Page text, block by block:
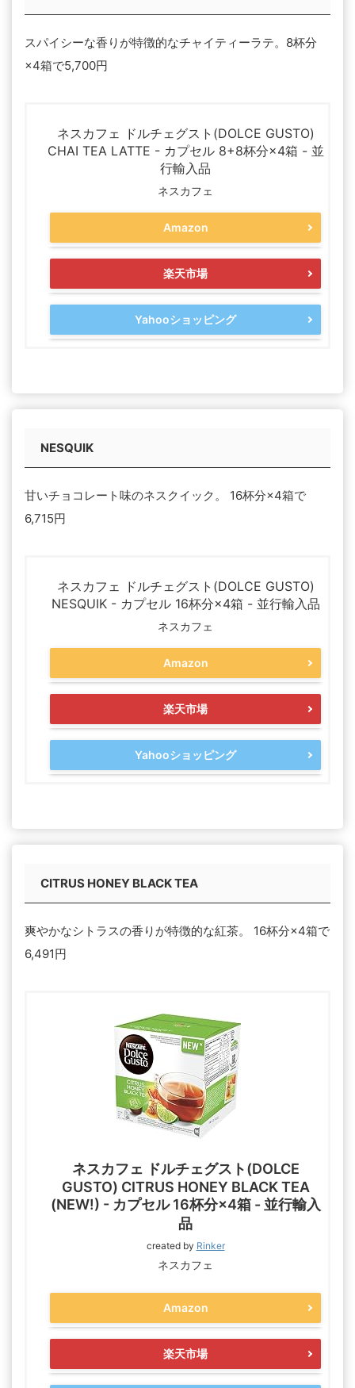
スパイシーな香りが特徴的なチャイティーラテ。8杯分
×4箱で5,700円
ネスカフェ ドルチェグスト(DOLCE GUSTO)
CHAI TEA LATTE - カプセル 8+8杯分×4箱 - 並
行輸入品
ネスカフェ
Amazon
楽天市場
Yahooショッピング
NESQUIK
甘いチョコレート味のネスクイック。 16杯分×4箱で
6,715円
ネスカフェ ドルチェグスト(DOLCE GUSTO)
NESQUIK - カプセル 16杯分×4箱 - 並行輸入品
ネスカフェ
Amazon
楽天市場
Yahooショッピング
CITRUS HONEY BLACK TEA
爽やかなシトラスの香りが特徴的な紅茶。 16杯分×4箱で
6,491円
ネスカフェ ドルチェグスト(DOLCE
GUSTO) CITRUS HONEY BLACK TEA
(NEW!) - カプセル 16杯分×4箱 - 並行輸入
品
created by Rinker
ネスカフェ
Amazon
楽天市場